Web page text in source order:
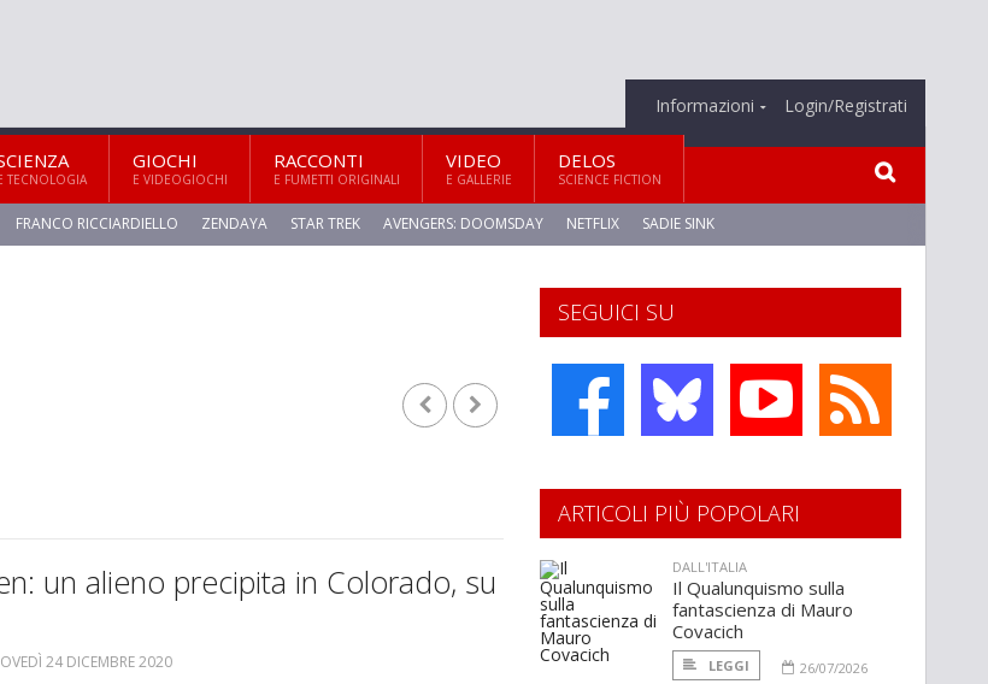
Informazioni Login/Registrati
TECNOLOGIA
GIOCHI
E VIDEOGIOCHI
RACCONTI
E FUMETTI ORIGINALI
VIDEO
E GALLERIE
DELOS
SCIENCE FICTION
FRANCO RICCIARDIELLO ZENDAYA STAR TREK AVENGERS: DOOMSDAY NETFLIX SADIE SINK
un alieno precipita in Colorado, su
24 DICEMBRE 2020
SEGUICI SU
ARTICOLI PIÙ POPOLARI
DALL'ITALIA
Il Qualunquismo sulla
fantascienza di Mauro
Covacich
LEGGI
26/07/2026